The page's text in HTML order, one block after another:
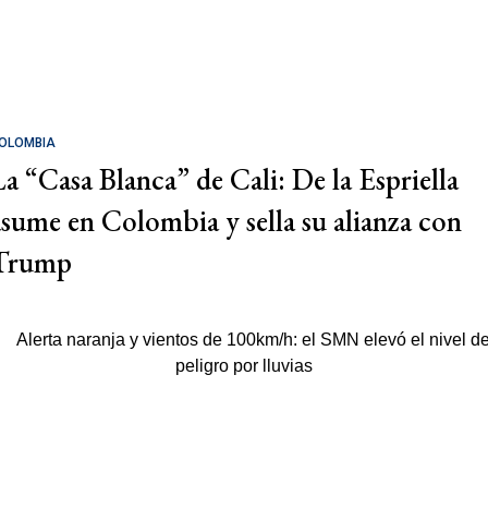
“Casa Blanca” de Cali: De la Espriella
en Colombia y sella su alianza con